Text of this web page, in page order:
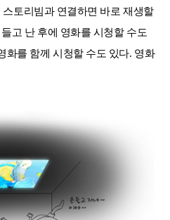
토리빔과 연결하면 바로 재생할
고 난 후에 영화를 시청할 수도
화를 함께 시청할 수도 있다. 영화